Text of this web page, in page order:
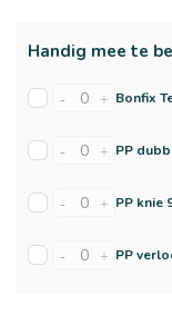
Handig mee te
- + Bonfix
- + PP
- + PP knie
- + PP